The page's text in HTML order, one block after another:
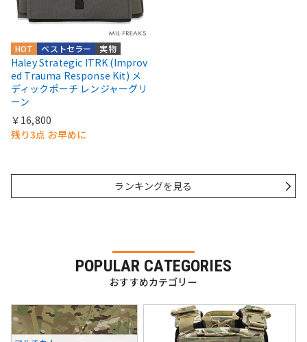
実物
ベストセラー
HOT
Haley Strategic ITRK (Improv
ed Trauma Response Kit) メ
ディックポーチ レンジャーグリ
ーン
￥16,800
残り3点 お早めに
ランキングを見る
POPULAR CATEGORIES
おすすめカテゴリー